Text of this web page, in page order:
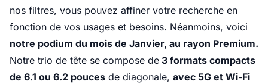
nos filtres, vous pouvez affiner votre recherche en
fonction de vos usages et besoins. Néanmoins, voici
notre podium du mois de Janvier, au rayon Premium.
Notre trio de tête se compose de 3 formats compacts
de 6.1 ou 6.2 pouces de diagonale, avec 5G et Wi-Fi